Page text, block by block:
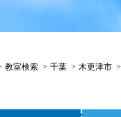
教室検索 千葉 木更津市